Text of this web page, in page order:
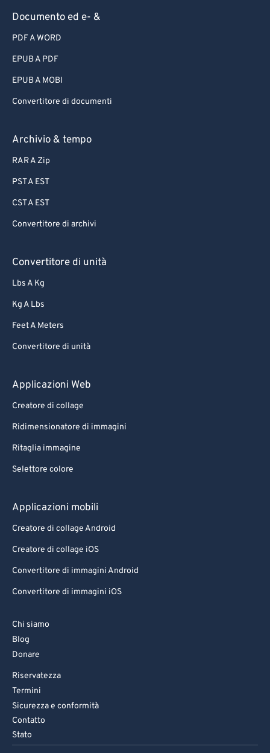
Documento ed e- &
PDF A WORD
EPUB A PDF
EPUB A MOBI
Convertitore di documenti
Archivio & tempo
RAR A Zip
PST A EST
CST A EST
Convertitore di archivi
Convertitore di unità
Lbs A Kg
Kg A Lbs
Feet A Meters
Convertitore di unità
Applicazioni Web
Creatore di collage
Ridimensionatore di immagini
Ritaglia immagine
Selettore colore
Applicazioni mobili
Creatore di collage Android
Creatore di collage iOS
Convertitore di immagini Android
Convertitore di immagini iOS
Chi siamo
Blog
Donare
Riservatezza
Termini
Sicurezza e conformità
Contatto
Stato